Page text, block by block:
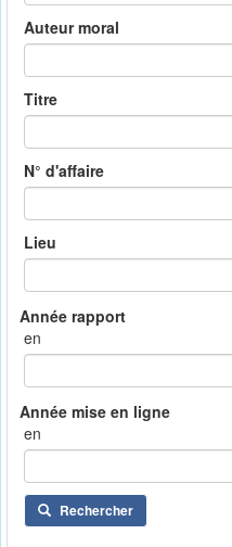
Auteur moral
Titre
N° d'affaire
Lieu
en
en
Rechercher